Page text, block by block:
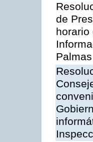
de
horario